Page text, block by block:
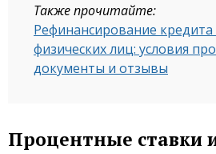
Также прочитайте:
Рефинансирование кредита
физических лиц: условия
документы и отзывы
Процентные ставки